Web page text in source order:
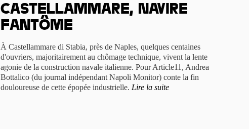
Castellammare, navire
fantôme
À Castellammare di Stabia, près de Naples, quelques centaines
d'ouvriers, majoritairement au chômage technique, vivent la lente
agonie de la construction navale italienne. Pour Article11, Andrea
Bottalico (du journal indépendant Napoli Monitor) conte la fin
douloureuse de cette épopée industrielle. Lire la suite